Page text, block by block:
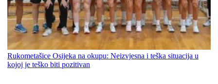
Rukometašice Osijeka na okupu: Neizvjesna i teška situacija u
kojoj je teško biti pozitivan